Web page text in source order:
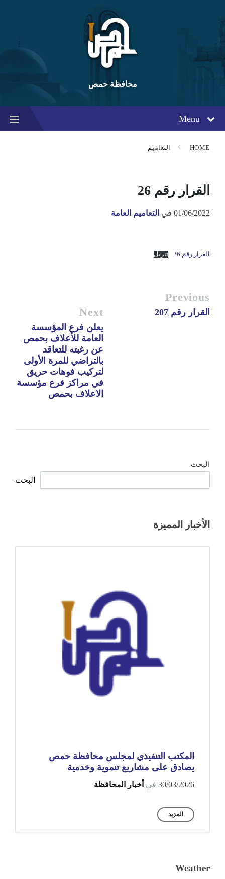
content
main
navigation
footer
محافظة حمص
Menu
HOME التعاميم
القرار رقم 26
01/06/2022 في التعاميم العامة
القرار رقم 26 تنزيل
Previous
القرار رقم 207 Next
يعلن فرع المؤسسة
العامة للأعلاف بحمص
عن رغبته للتعاقد
بالتراضي للمرة الأولى
لتركيب فوهات حريق
في مراكز فرع مؤسسة
الاعلاف بحمص
البحث
البحث
الأخبار المميزة
المكتب التنفيذي لمجلس محافظة حمص
يصادق على مشاريع تنموية وخدمية
30/03/2026 في أخبار المحافظة
المزيد
Weather